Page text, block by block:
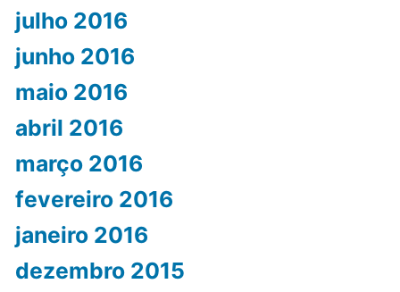
julho 2016
junho 2016
maio 2016
abril 2016
março 2016
fevereiro 2016
janeiro 2016
dezembro 2015